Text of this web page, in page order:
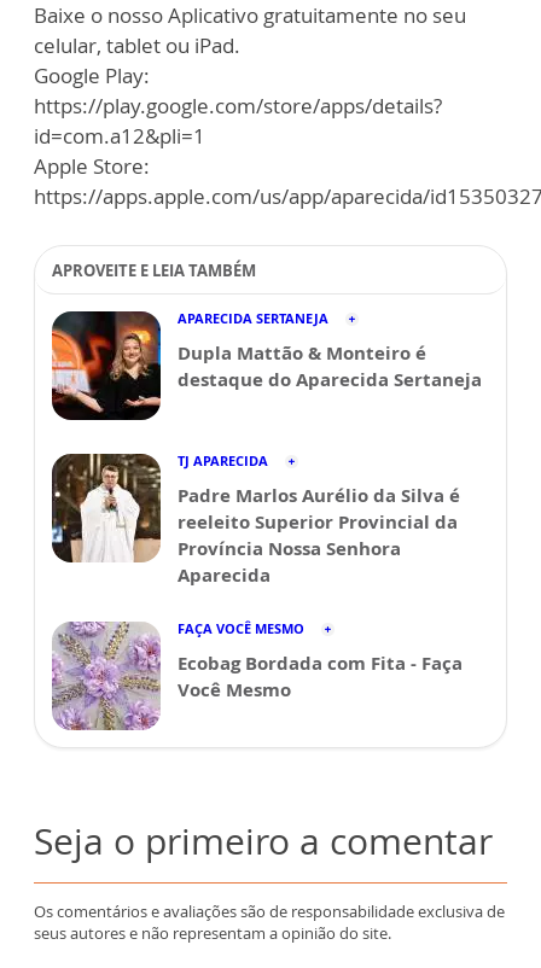
Baixe o nosso Aplicativo gratuitamente no seu
celular, tablet ou iPad.
Google Play:
https://play.google.com/store/apps/details?
id=com.a12&pli=1
Apple Store:
https://apps.apple.com/us/app/aparecida/
APROVEITE E LEIA TAMBÉM
APARECIDA SERTANEJA
Dupla Mattão & Monteiro é
destaque do Aparecida Sertaneja
TJ APARECIDA
Padre Marlos Aurélio da Silva é
reeleito Superior Provincial da
Província Nossa Senhora
Aparecida
FAÇA VOCÊ MESMO
Ecobag Bordada com Fita - Faça
Você Mesmo
Seja o primeiro a comentar
Os comentários e avaliações são de responsabilidade exclusiva de
seus autores e não representam a opinião do site.